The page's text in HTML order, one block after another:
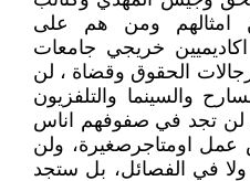
من امثالهم ومن هم على
خريجي جامعات
الحقوق وقضاة ، لن
والسينما والتلفزيون
لن تجد في صفوفهم اناس
اومتاجرصغيرة، ولن
في الفصائل، بل ستجد